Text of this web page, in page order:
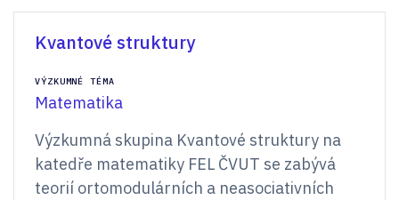
Kvantové struktury
VÝZKUMNÉ TÉMA
Matematika
Výzkumná skupina Kvantové struktury na
katedře matematiky FEL ČVUT se zabývá
teorií ortomodulárních a neasociativních